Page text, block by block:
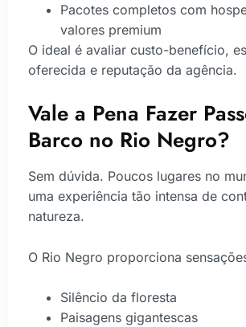
Pacotes completos com
valores premium
O ideal é avaliar custo-benefício,
oferecida e reputação da agência.
Vale a Pena Fazer
Barco no Rio Negro?
Sem dúvida. Poucos lugares no
uma experiência tão intensa de
natureza.
O Rio Negro proporciona
Silêncio da floresta
Paisagens gigantescas